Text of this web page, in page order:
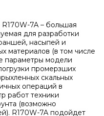
7A – большая
для разработки
насыпей и
материалов (в том числе
параметры модели
промерзших
скальных
операций в
работ техники
(возможно
R170W-7A подойдет